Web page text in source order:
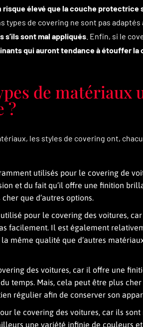
élevé que la couche protectrice
types de covering ne sont pas adaptés
s’ils sont mal appliqués . Enfin, si le
qui auront tendance à étouffer la
de matériaux
?
les styles de covering ont,
utilisés pour le covering de
et du fait qu’il offre une finition
que d’autres options.
pour le covering des voitures,
facilement. Il est également
même qualité que d’autres
des voitures, car il offre une
temps. Mais, cela peut être plus
régulier afin de conserver son
le covering des voitures, car ils
une variété infinie de couleurs